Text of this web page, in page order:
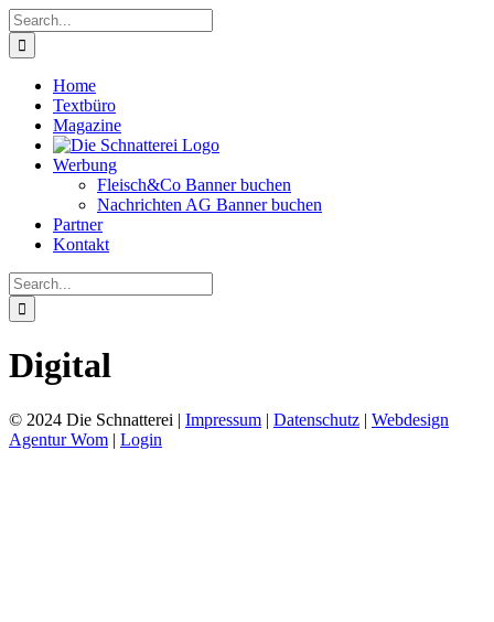
Skip
to
content
Search
for:
Home
Textbüro
Magazine
Werbung
Fleisch&Co Banner buchen
Nachrichten AG Banner buchen
Partner
Kontakt
Search
for:
Digital
© 2024 Die Schnatterei | Impressum | Datenschutz | Webdesign
Agentur Wom | Login